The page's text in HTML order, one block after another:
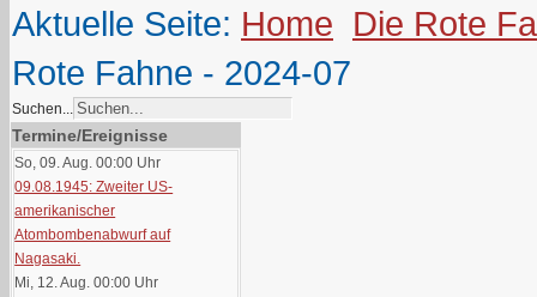
Aktuelle Seite: Home Die Rote
Rote Fahne - 2024-07
Suchen...
Termine/Ereignisse
So, 09. Aug. 00:00 Uhr
09.08.1945: Zweiter US-
amerikanischer
Atombombenabwurf auf
Nagasaki.
Mi, 12. Aug. 00:00 Uhr